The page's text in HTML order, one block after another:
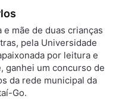
mãe de duas crianças
pela Universidade
por leitura e
ganhei um concurso de
da rede municipal da
Go.